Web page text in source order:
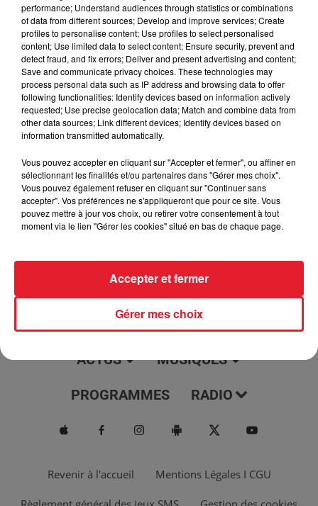
0:00
1er décembre 2022 - 3 min
La minute de la blondasse du 01/12/2022
Du lundi au vendredi, de 6h à 09h, retrouvez Evan, Sandro,
Aline et Laura pour vous réveiller sur Urban hit. Au
programme : le jeu des 30 secondes chrono, le sondage du
jour, l'info moulaga, le saviez-vous...
ACTUS MUSIQUES
PROGRAMMES RADIO
Revenir à l'accueil Mentions Légales I CGU
performance; Understand audiences through statistics or combinations
of data from different sources; Develop and improve services; Create
profiles to personalise content; Use profiles to select personalised
content; Use limited data to select content; Ensure security, prevent and
detect fraud, and fix errors; Deliver and present advertising and content;
Save and communicate privacy choices. These technologies may
process personal data such as IP address and browsing data to offer
following functionalities: Identify devices based on information actively
requested; Use precise geolocation data; Match and combine data from
other data sources; Link different devices; Identify devices based on
information transmitted automatically.
Vous pouvez accepter en cliquant sur "Accepter et fermer", ou affiner en
sélectionnant les finalités et/ou partenaires dans "Gérer mes choix".
Vous pouvez également refuser en cliquant sur "Continuer sans
accepter". Vos préférences ne s'appliqueront que pour ce site. Vous
pouvez mettre à jour vos choix, ou retirer votre consentement à tout
moment via le lien "Gérer les cookies" situé en bas de chaque page.
Gérer mes choix
Accepter et fermer